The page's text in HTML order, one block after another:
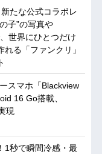
たな公式コラボレ
子”の写真や
世界にひとつだけ
る「ファンクリ」
スマホ「Blackview
16 Go搭載、
現
1秒で瞬間冷感・最